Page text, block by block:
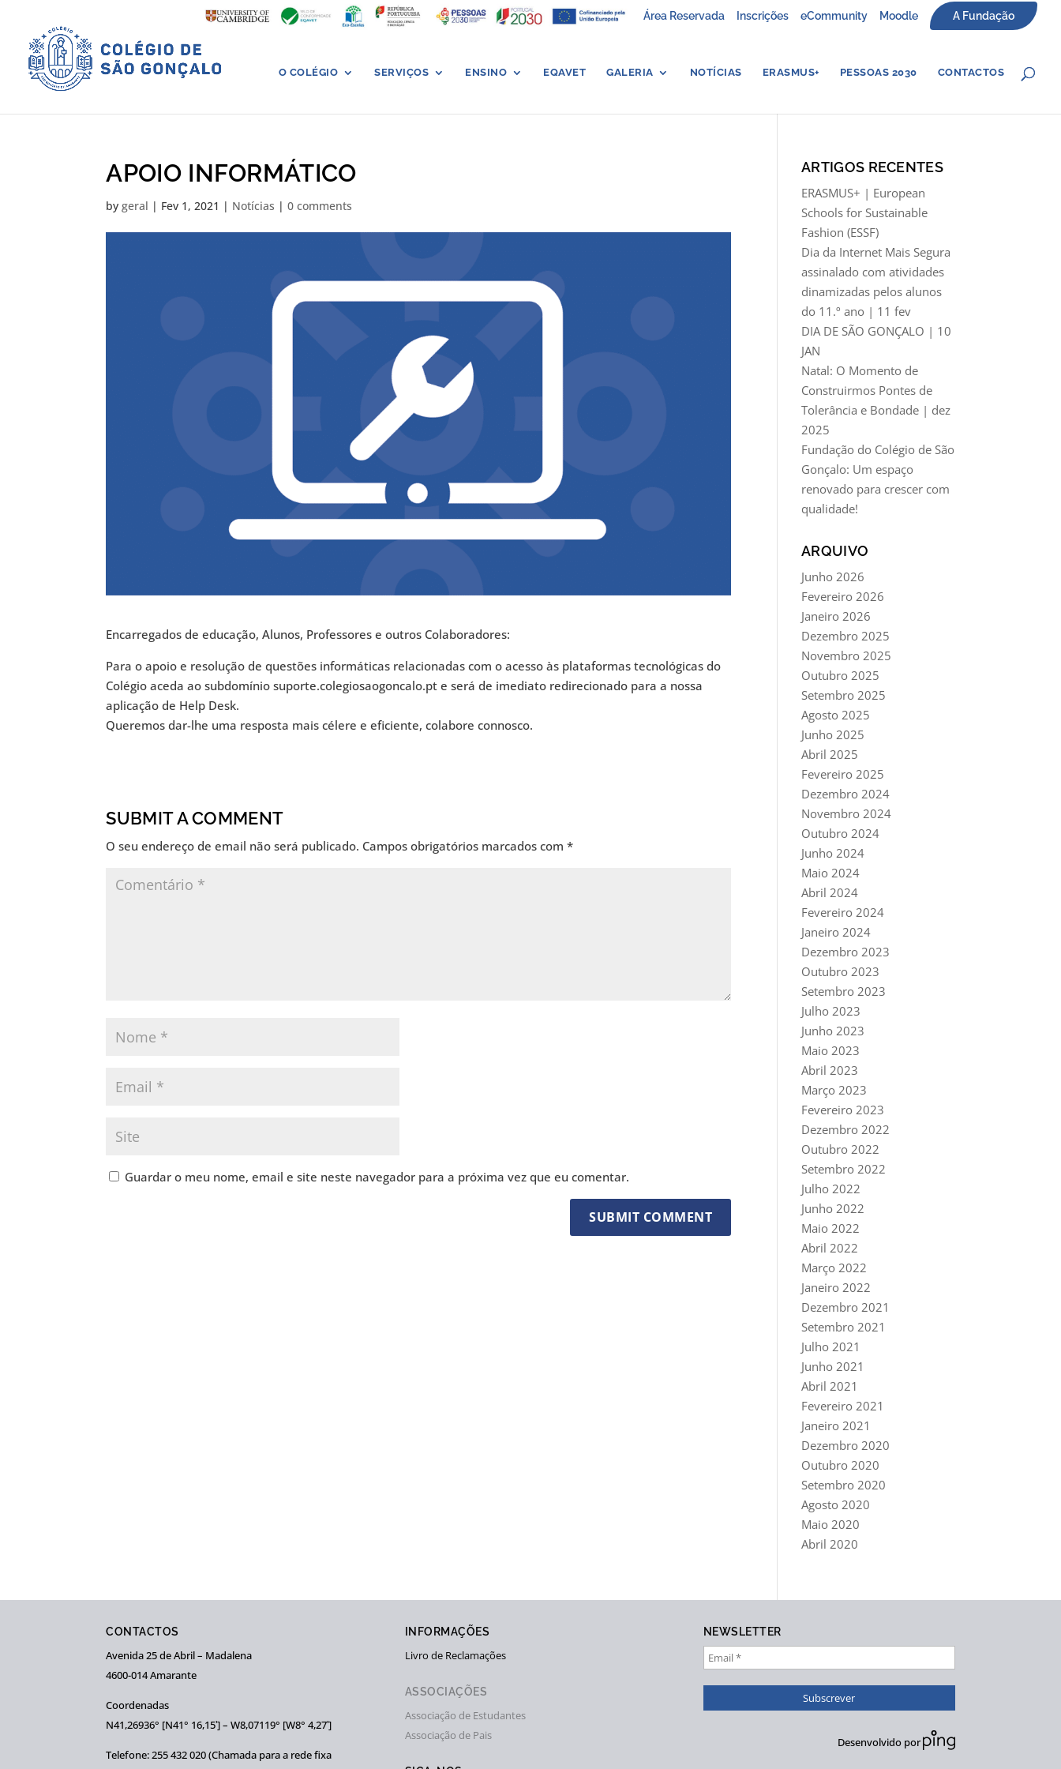
Área Reservada Inscrições eCommunity Moodle A Fundação
O COLÉGIO SERVIÇOS ENSINO EQAVET GALERIA NOTÍCIAS ERASMUS+ PESSOAS 2030 CONTACTOS
APOIO INFORMÁTICO
bygeral | Fev 1, 2021 | Notícias |0 comments
Encarregados de educação, Alunos, Professores e outros Colaboradores:
Para o apoio e resolução de questões informáticas relacionadas com o acesso às plataformas tecnológicas do
Colégio aceda ao subdomínio suporte.colegiosaogoncalo.pt e será de imediato redirecionado para a nossa
aplicação de Help Desk.
Queremos dar-lhe uma resposta mais célere e eficiente, colabore connosco.
SUBMIT A COMMENT
O seu endereço de email não será publicado. Campos obrigatórios marcados com*
Guardar o meu nome, email e site neste navegador para a próxima vez que eu comentar.
ARTIGOS RECENTES
ERASMUS+ | European
Schools for Sustainable
Fashion (ESSF)
Dia da Internet Mais Segura
assinalado com atividades
dinamizadas pelos alunos
do 11.º ano | 11 fev
DIA DE SÃO GONÇALO | 10
JAN
Natal: O Momento de
Construirmos Pontes de
Tolerância e Bondade | dez
2025
Fundação do Colégio de São
Gonçalo: Um espaço
renovado para crescer com
qualidade!
ARQUIVO
Junho 2026
Fevereiro 2026
Janeiro 2026
Dezembro 2025
Novembro 2025
Outubro 2025
Setembro 2025
Agosto 2025
Junho 2025
Abril 2025
Fevereiro 2025
Dezembro 2024
Novembro 2024
Outubro 2024
Junho 2024
Maio 2024
Abril 2024
Fevereiro 2024
Janeiro 2024
Dezembro 2023
Outubro 2023
Setembro 2023
Julho 2023
Junho 2023
Maio 2023
Abril 2023
Março 2023
Fevereiro 2023
Dezembro 2022
Outubro 2022
Setembro 2022
Julho 2022
Junho 2022
Maio 2022
Abril 2022
Março 2022
Janeiro 2022
Dezembro 2021
Setembro 2021
Julho 2021
Junho 2021
Abril 2021
Fevereiro 2021
Janeiro 2021
Dezembro 2020
Outubro 2020
Setembro 2020
Agosto 2020
Maio 2020
Abril 2020
CONTACTOS
Avenida 25 de Abril – Madalena
4600-014 Amarante
Coordenadas
N41,26936° [N41° 16,15ʹ] – W8,07119° [W8° 4,27ʹ]
Telefone: 255 432 020 (Chamada para a rede fixa
INFORMAÇÕES
Livro de Reclamações
ASSOCIAÇÕES
Associação de Estudantes
Associação de Pais
NEWSLETTER
Desenvolvido por